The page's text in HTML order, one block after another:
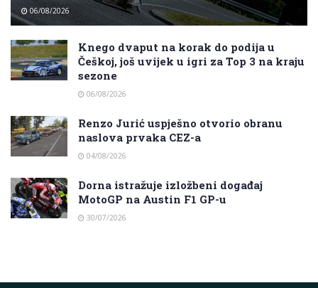
06/08/2026
Knego dvaput na korak do podija u
Češkoj, još uvijek u igri za Top 3 na kraju
sezone
06/08/2026
Renzo Jurić uspješno otvorio obranu
naslova prvaka CEZ-a
04/08/2026
Dorna istražuje izložbeni događaj
MotoGP na Austin F1 GP-u
30/07/2026